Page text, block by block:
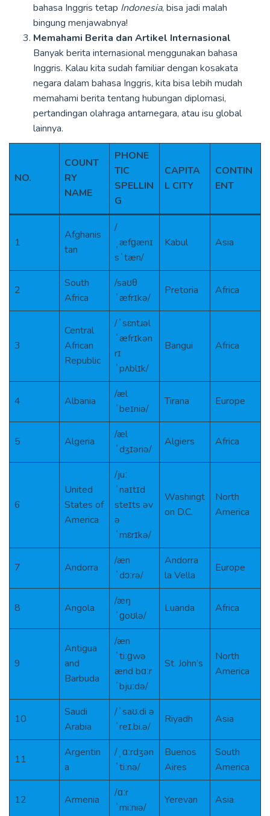
bahasa Inggris tetap Indonesia, bisa jadi malah
bingung menjawabnya!
Memahami Berita dan Artikel Internasional
Banyak berita internasional menggunakan bahasa
Inggris. Kalau kita sudah familiar dengan kosakata
negara dalam bahasa Inggris, kita bisa lebih mudah
memahami berita tentang hubungan diplomasi,
pertandingan olahraga antarnegara, atau isu global
lainnya.
NO.
COUNT
RY
NAME
PHONE
TIC
SPELLIN
G
CAPITA
L CITY
CONTIN
ENT
1
Afghanis
tan
/
ˌæfɡænɪ
sˈtæn/
Kabul Asia
2
South
Africa
/saʊθ
ˈæfrɪkə/
Pretoria Africa
3
Central
African
Republic
/ˈsɛntɹəl
ˈæfrɪkən
rɪ
ˈpʌblɪk/
Bangui Africa
4 Albania
/æl
ˈbeɪniə/
Tirana Europe
5 Algeria
/æl
ˈdʒɪəriə/
Algiers Africa
6
United
States of
America
/juː
ˈnaɪtɪd
steɪts əv
ə
ˈmɛrɪkə/
Washingt
on D.C.
North
America
7 Andorra
/æn
ˈdɔːrə/
Andorra
la Vella
Europe
8 Angola
/æŋ
ˈɡoʊlə/
Luanda Africa
9
Antigua
and
Barbuda
/æn
ˈtiːɡwə
ænd bɑːr
ˈbjuːdə/
St. John’s
North
America
10
Saudi
Arabia
/ˈsaʊ.di ə
ˈreɪ.bi.ə/
Riyadh Asia
11
Argentin
a
/ˌɑːrdʒən
ˈtiːnə/
Buenos
Aires
South
America
12 Armenia
/ɑːr
ˈmiːniə/
Yerevan Asia